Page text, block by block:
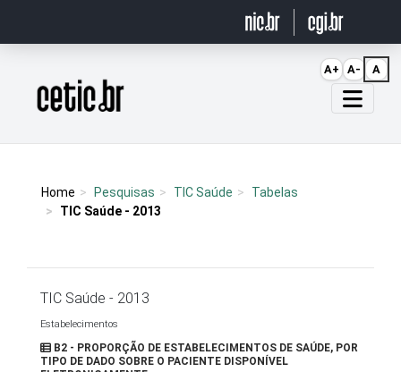
Página inicial
Home Pesquisas TIC Saúde
Tabelas
TIC Saúde - 2013
TIC Saúde - 2013
Estabelecimentos
B2 - PROPORÇÃO DE ESTABELECIMENTOS DE SAÚDE, POR
TIPO DE DADO SOBRE O PACIENTE DISPONÍVEL
A+ A- A